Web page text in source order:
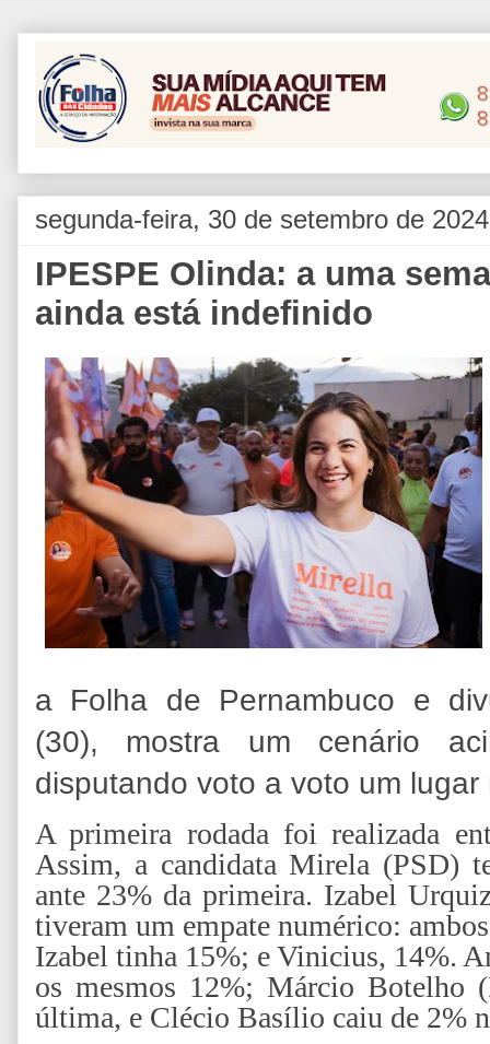
segunda-feira, 30 de setembro de 2024
IPESPE Olinda: a uma
ainda está indefinido
a Folha de Pernambuco e
(30), mostra um cenário
disputando voto a voto um
A primeira rodada foi realizada
Assim, a candidata Mirela (PSD)
ante 23% da primeira. Izabel
tiveram um empate numérico:
Izabel tinha 15%; e Vinicius, 14%.
os mesmos 12%; Márcio Botelho
última, e Clécio Basílio caiu de 2%